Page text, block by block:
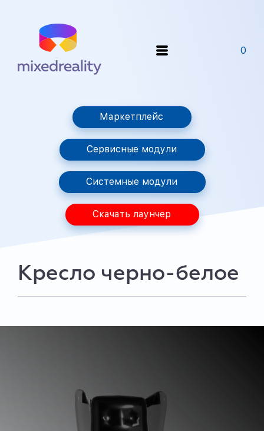
0
Маркетплейс
Сервисные модули
Системные модули
Скачать лаунчер
Кресло черно-белое